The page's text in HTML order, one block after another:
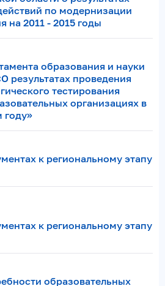
по модернизации
на 2011 - 2015 годы
образования и науки
результатах проведения
тестирования
организациях в
году»
к региональному этапу
к региональному этапу
образовательных